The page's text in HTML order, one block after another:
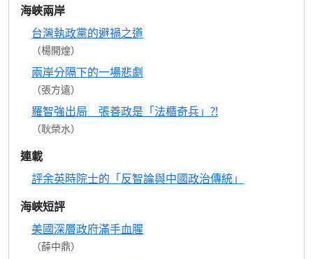
海峽兩岸
台灣執政黨的避禍之道
（楊開煌）
兩岸分隔下的一場悲劇
（張方遠）
羅智強出局 張善政是「法櫃奇兵」?!
（耿榮水）
連載
評余英時院士的「反智論與中國政治傳統」
海峽短評
美國深層政府滿手血腥
（薛中鼎）